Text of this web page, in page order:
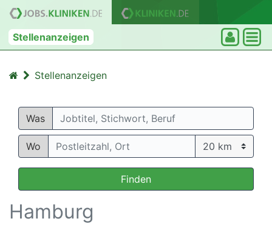
Stellenanzeigen
Stellenanzeigen
Was
Wo
Finden
Hamburg